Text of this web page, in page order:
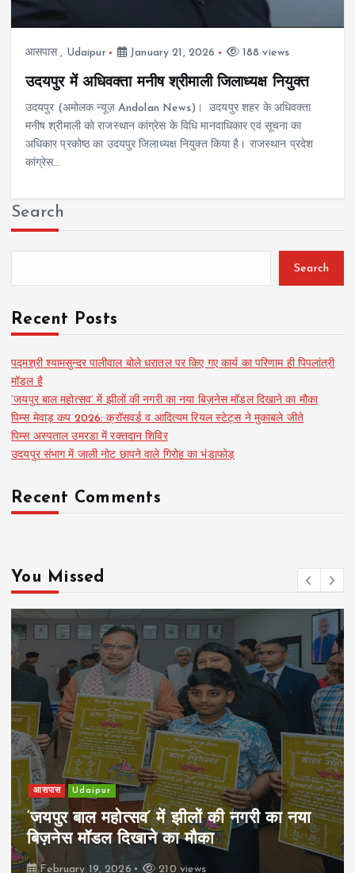
आसपास, Udaipur January 21, 2026 188 views
उदयपुर में अधिवक्ता मनीष श्रीमाली जिलाध्यक्ष नियुक्त
उदयपुर (अमोलक न्यूज़ Andolan News)। उदयपुर शहर के अधिवक्ता
मनीष श्रीमाली को राजस्थान कांग्रेस के विधि मानवाधिकार एवं सूचना का
अधिकार प्रकोष्ठ का उदयपुर जिलाध्यक्ष नियुक्त किया है। राजस्थान प्रदेश
कांग्रेस…
Search
Search
Recent Posts
पद्मश्री श्यामसुन्दर पालीवाल बोले धरातल पर किए गए कार्य का परिणाम ही पिपलांत्री
मॉडल है
‘जयपुर बाल महोत्सव’ में झीलों की नगरी का नया बिज़नेस मॉडल दिखाने का मौका
पिम्स मेवाड़ कप 2026: क्रॉसवर्ड व आदित्यम रियल स्टेट्स ने मुकाबले जीते
पिम्स अस्पताल उमरडा में रक्तदान शिविर
उदयपुर संभाग में जाली नोट छापने वाले गिरोह का भंडाफोड़
Recent Comments
You Missed
आसपास Udaipur
‘जयपुर बाल महोत्सव’ में झीलों की नगरी का नया
बिज़नेस मॉडल दिखाने का मौका
February 19, 2026 210 views